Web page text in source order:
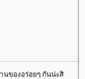
ของอร่อยๆ กันน่ะสิ